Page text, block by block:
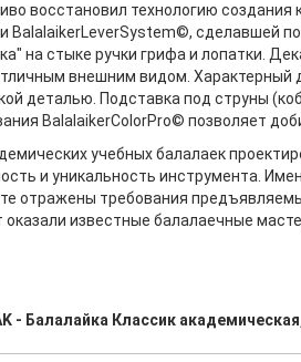
восстановил технологию
BalalaikerLeverSystem©, сделавшей
на стыке ручки грифа и лопатки.
внешним видом. Характерный
деталью. Подставка под струны
BalalaikerColorPro© позволяет
учебных балалаек
и уникальность инструмента.
отражены требования
известные балалаечные
- Балалайка Классик